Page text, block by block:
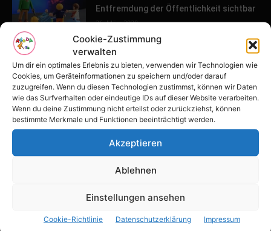
Cookie-Zustimmung
verwalten
Um dir ein optimales Erlebnis zu bieten, verwenden wir Technologien wie
Cookies, um Geräteinformationen zu speichern und/oder darauf
zuzugreifen. Wenn du diesen Technologien zustimmst, können wir Daten
wie das Surfverhalten oder eindeutige IDs auf dieser Website verarbeiten.
Wenn du deine Zustimmung nicht erteilst oder zurückziehst, können
bestimmte Merkmale und Funktionen beeinträchtigt werden.
Akzeptieren
Ablehnen
Einstellungen ansehen
Cookie-Richtlinie Datenschutzerklärung Impressum
Entfremdung der Öffentlichkeit sichtbar
26. März 2020
POPULAR POSTS
Tulpenfest läutet Frühling in Potsdam
ein
16. April 2026
Familien-Paradies an der Adria
31. März 2026
Keller ausbauen: Tipps und Ideen für